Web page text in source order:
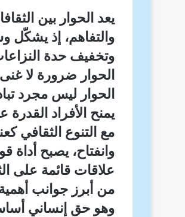
يعد الحوار بين
والتفاهم، إذ يشكّل
وتخفيف حدة
الحوار ضرورة لا
الحوار ليس مجرد
يمنح الأفراد
مع التنوع الثقافي
وانفتاح، يصبح أداة
علاقات قائمة على
من أبرز جوانب
وهو حق إنساني